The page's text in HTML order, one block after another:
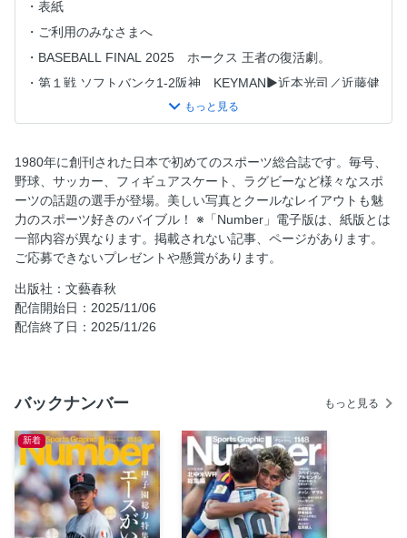
表紙
ご利用のみなさまへ
BASEBALL FINAL 2025 ホークス 王者の復活劇。
第１戦 ソフトバンク1-2阪神 KEYMAN▶近本光司／近藤健
第2戦 ソフトバンク10-1阪神 KEYMAN▶山川穂高／坂本誠
第3戦 阪神1-2ソフトバンク KEYMAN▶モイネロ／大山悠
輔
第4戦 阪神2-3ソフトバンク KEYMAN▶大津亮介／佐藤輝
明
第5戦 阪神2-3ソフトバンク KEYMAN▶柳田悠岐「体が勝
手に反応した」／石井大智「力の差を感じていた」
山川穂高「この感覚を忘れたくない」
髙津臣吾「来年は神宮のスタンドで」
渡部聖弥「1巡目との差を埋めなきゃと」
西川史礁「何かを変えなきゃ生まれ変われない」
今年もこんなことがありました イチロー／つば九郎／長嶋
茂雄／石井大智 ほか
甲子園が泣いた日
錦秋の古都に百花繚乱 レガレイラ／ステレンボッシュ／コ
1980年に創刊された日本で初めてのスポーツ総合誌です。毎号、
野球、サッカー、フィギュアスケート、ラグビーなど様々なスポ
ーツの話題の選手が登場。美しい写真とクールなレイアウトも魅
力のスポーツ好きのバイブル！ ※「Number」電子版は、紙版とは
一部内容が異なります。掲載されない記事、ページがあります。
ご応募できないプレゼントや懸賞があります。
出版社：文藝春秋
配信開始日：2025/11/06
配信終了日：2025/11/26
バックナンバー もっと見る
新着